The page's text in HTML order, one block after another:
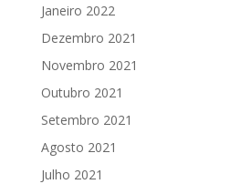
Janeiro 2022
Dezembro 2021
Novembro 2021
Outubro 2021
Setembro 2021
Agosto 2021
Julho 2021